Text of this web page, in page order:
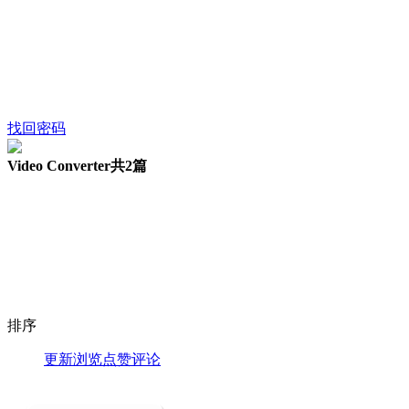
找回密码
Video Converter共2篇
排序
更新浏览点赞评论